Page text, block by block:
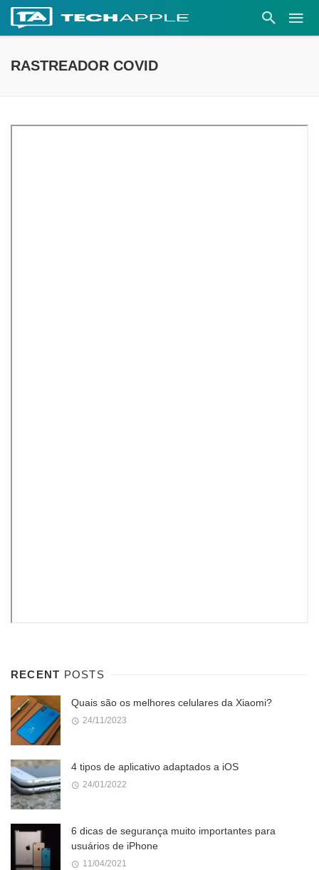
RASTREADOR COVID
RECENT POSTS
Quais são os melhores celulares da Xiaomi?
24/11/2023
4 tipos de aplicativo adaptados a iOS
24/01/2022
6 dicas de segurança muito importantes para
usuários de iPhone
11/04/2021